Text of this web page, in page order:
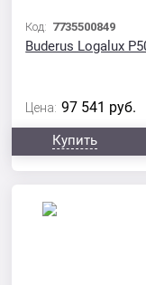
Код: 7735500849
Buderus Logalux
Цена: 97 541 руб.
Купить